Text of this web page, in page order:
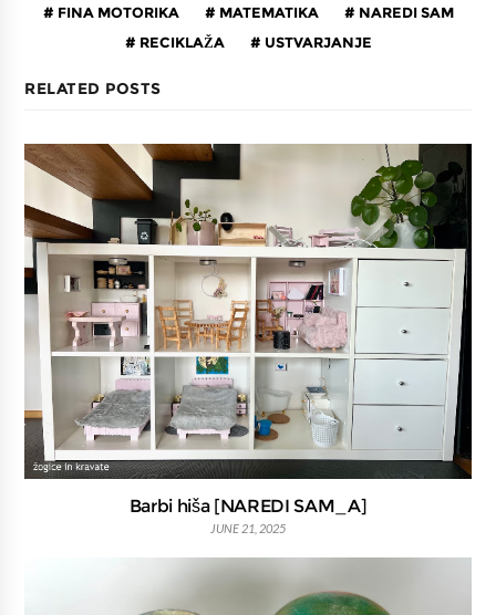
FINA MOTORIKA MATEMATIKA
NAREDI SAM
RECIKLAŽA
USTVARJANJE
RELATED POSTS
Barbi hiša [NAREDI SAM_A]
JUNE 21, 2025